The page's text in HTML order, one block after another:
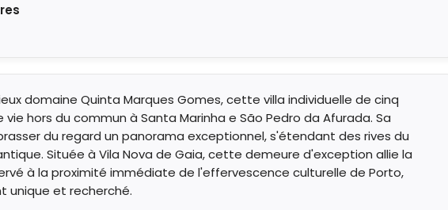
domaine Quinta Marques Gomes, cette villa individuelle de cinq
hors du commun à Santa Marinha e São Pedro da Afurada. Sa
du regard un panorama exceptionnel, s'étendant des rives du
Située à Vila Nova de Gaia, cette demeure d'exception allie la
à la proximité immédiate de l'effervescence culturelle de Porto,
unique et recherché.